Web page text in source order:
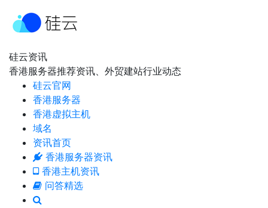
硅云资讯
香港服务器推荐资讯、外贸建站行业动态
硅云官网
香港服务器
香港虚拟主机
域名
资讯首页
香港服务器资讯
香港主机资讯
问答精选